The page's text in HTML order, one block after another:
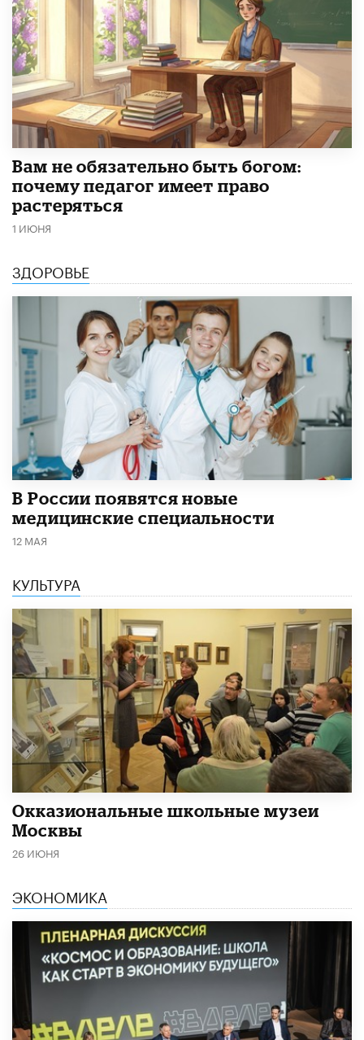
​Вам не обязательно быть богом:
почему педагог имеет право
растеряться
1 ИЮНЯ
ЗДОРОВЬЕ
В России появятся новые
медицинские специальности
12 МАЯ
КУЛЬТУРА
​Окказиональные школьные музеи
Москвы
26 ИЮНЯ
ЭКОНОМИКА